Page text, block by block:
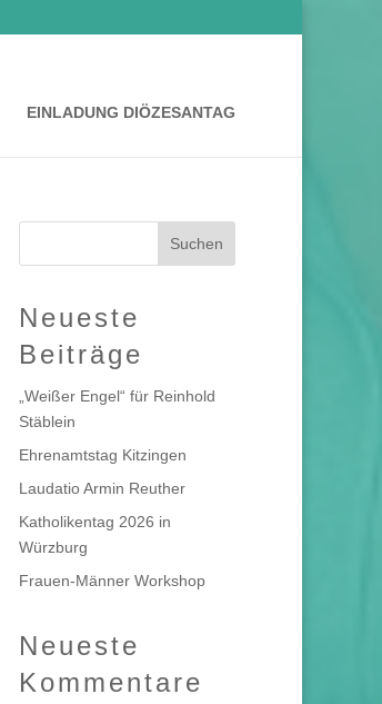
EINLADUNG DIÖZESANTAG
Neueste
Beiträge
„Weißer Engel“ für Reinhold
Stäblein
Ehrenamtstag Kitzingen
Laudatio Armin Reuther
Katholikentag 2026 in
Würzburg
Frauen-Männer Workshop
Neueste
Kommentare